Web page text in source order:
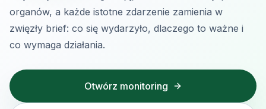
organów, a każde istotne zdarzenie zamienia w
zwięzły brief: co się wydarzyło, dlaczego to ważne i
co wymaga działania.
Otwórz monitoring